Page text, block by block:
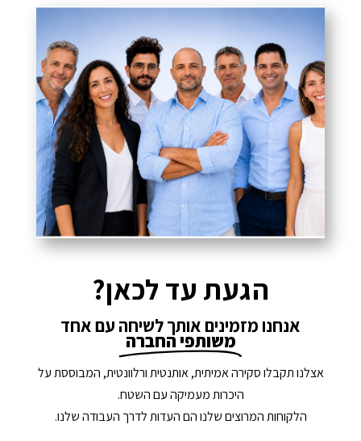
הגעת עד לכאן?
אנחנו מזמינים אותך לשיחה עם אחד
משותפי החברה
אצלנו תקבלו סקירה אמיתית, אותנטית ורלוונטית, המבוססת על
היכרות מעמיקה עם השטח.
הלקוחות המרוצים שלנו הם העדות לדרך העבודה שלנו.